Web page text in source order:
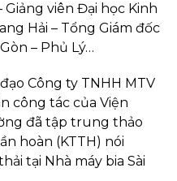
viên Đại học Kinh
Hải – Tổng Giám đốc
– Phủ Lý…
Công ty TNHH MTV
công tác của Viện
đã tập trung thảo
hoàn (KTTH) nói
tại Nhà máy bia Sài